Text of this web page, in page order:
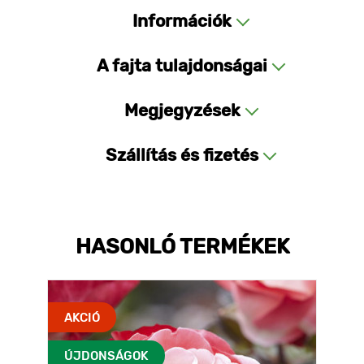
Információk
A fajta tulajdonságai
Megjegyzések
Szállítás és fizetés
HASONLÓ TERMÉKEK
AKCIÓ
ÚJDONSÁGOK